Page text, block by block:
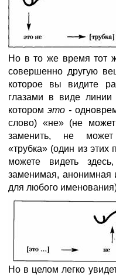
Но в то же время тот
совершенно другую
которое вы видите
глазами в виде линии
котором это -
слово) «не» (не
заменить, не может
«трубка» (один из этих
можете видеть
заменимая, анонимная
для любого
Но в целом легко